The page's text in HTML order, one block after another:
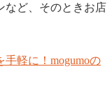
など、そのときお店
手軽に！mogumoの